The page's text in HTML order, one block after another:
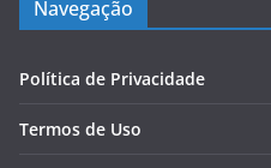
Navegação
Política de Privacidade
Termos de Uso